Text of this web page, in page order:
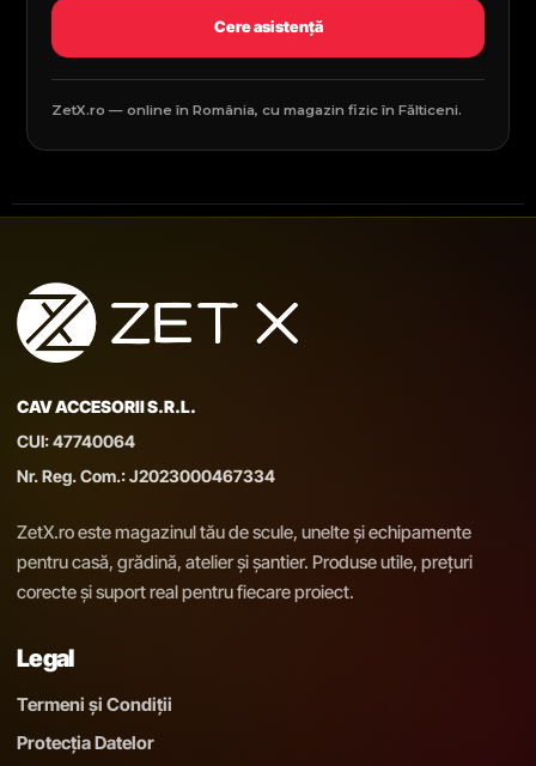
Cere asistență
ZetX.ro — online în România, cu magazin fizic în Fălticeni.
CAV ACCESORII S.R.L.
CUI: 47740064
Nr. Reg. Com.: J2023000467334
ZetX.ro este magazinul tău de scule, unelte și echipamente
pentru casă, grădină, atelier și șantier. Produse utile, prețuri
corecte și suport real pentru fiecare proiect.
Legal
Termeni și Condiții
Protecția Datelor